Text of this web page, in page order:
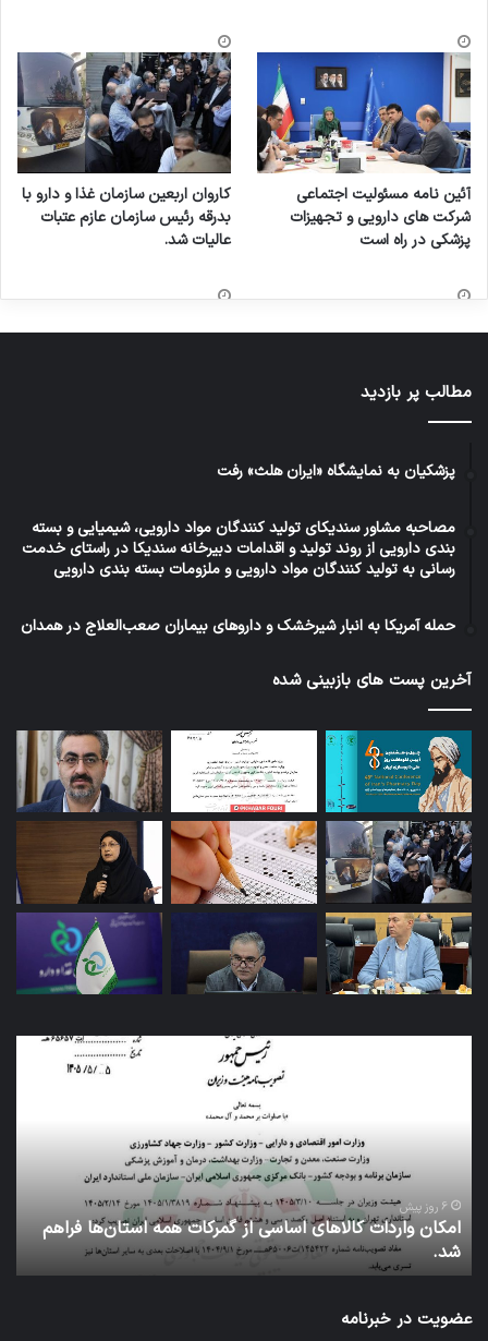
آئین نامه مسئولیت اجتماعی
شرکت های دارویی و تجهیزات
پزشکی در راه است
کاروان اربعین سازمان غذا و دارو با
بدرقه رئیس سازمان عازم عتبات
عالیات شد.
مطالب پر بازدید
پزشکیان به نمایشگاه «ایران هلث» رفت
مصاحبه مشاور سندیکای تولید کنندگان مواد دارویی، شیمیایی و بسته
بندی دارویی از روند تولید و اقدامات دبیرخانه سندیکا در راستای خدمت
رسانی به تولید کنندگان مواد دارویی و ملزومات بسته بندی دارویی
حمله آمریکا به انبار شیرخشک و داروهای بیماران صعب‌العلاج در همدان
آخرین پست های بازبینی شده
اساسی از گمرکات همه استان‌ها فراهم
کاروان
و
دارو
با
بدرقه
رئیس
سازمان
عازم
1 هفته پیش
کاروان اربعین
عتبات عالیات شد.
عضویت در خبرنامه